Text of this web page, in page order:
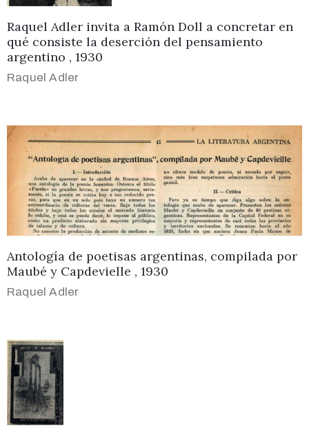
Raquel Adler invita a Ramón Doll a concretar en
qué consiste la deserción del pensamiento
argentino , 1930
Raquel Adler
Antología de poetisas argentinas, compilada por
Maubé y Capdevielle , 1930
Raquel Adler